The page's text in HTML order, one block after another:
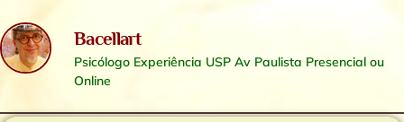
Bacellart
Psicólogo Experiência USP Av Paulista Presencial ou
Online